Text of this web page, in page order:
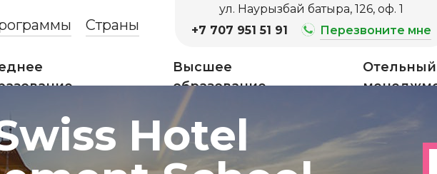
Страны
ул. Наурызбай батыра, 126, оф. 1
+7 707 951 51 91
Перезвоните мне
Высшее
образование
Отельный
Hotel